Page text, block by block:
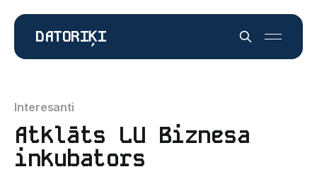
DATORIĶI
Interesanti
Atklāts LU Biznesa
inkubators